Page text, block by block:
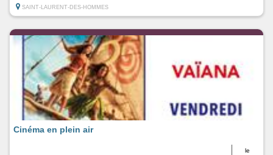
SAINT-LAURENT-DES-HOMMES
le
Cinéma en plein air